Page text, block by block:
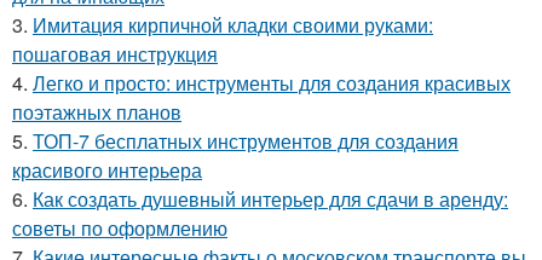
3. Имитация кирпичной кладки своими руками:
пошаговая инструкция
4. Легко и просто: инструменты для создания красивых
поэтажных планов
5. ТОП-7 бесплатных инструментов для создания
красивого интерьера
6. Как создать душевный интерьер для сдачи в аренду:
советы по оформлению